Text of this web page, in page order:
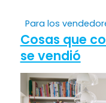
Para los
Cosas que
se vendió